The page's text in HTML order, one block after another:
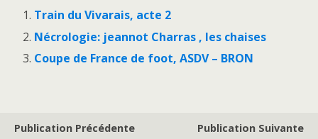
Train du Vivarais, acte 2
Nécrologie: jeannot Charras , les chaises
Coupe de France de foot, ASDV – BRON
Publication Précédente
Publication Suivante